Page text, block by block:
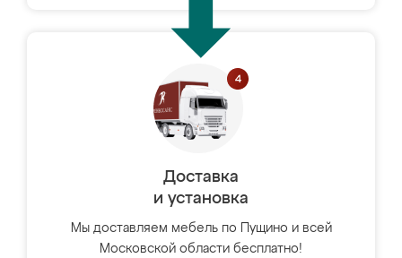
Доставка
и установка
Мы доставляем мебель по Пущино и всей
Московской области бесплатно!